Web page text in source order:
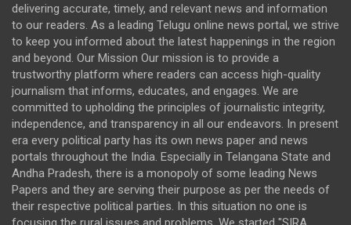
delivering accurate, timely, and relevant news and information
to our readers. As a leading Telugu online news portal, we strive
to keep you informed about the latest happenings in the region
and beyond. Our Mission Our mission is to provide a
trustworthy platform where readers can access high-quality
journalism that informs, educates, and engages. We are
committed to upholding the principles of journalistic integrity,
independence, and transparency in all our endeavors. In present
era every political party has its own news paper and news
portals throughout the India. Especially in Telangana State and
Andha Pradesh, there is a monopoly of some leading News
Papers and they are serving their purpose as per the needs of
their respective political parties. In this situation no one is